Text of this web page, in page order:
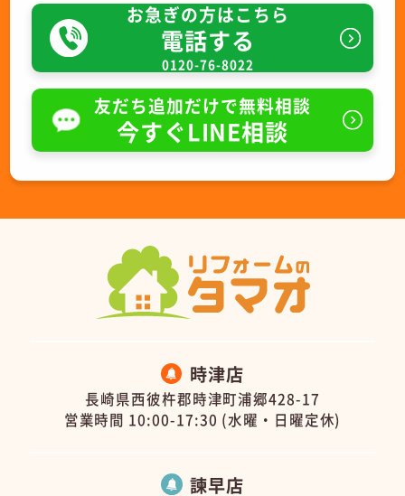
お急ぎの方はこちら
電話する
0120-76-8022
友だち追加だけで無料相談
今すぐLINE相談
時津店
長崎県西彼杵郡時津町浦郷428-17
営業時間 10:00-17:30 (水曜・日曜定休)
諫早店